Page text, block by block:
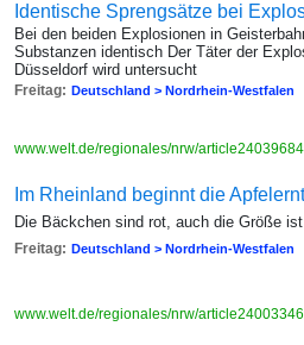
Identische Sprengsätze bei
Bei den beiden Explosionen in
Substanzen identisch Der Täter der
Düsseldorf wird untersucht
Freitag: Deutschland > Nordrhein-Westfalen
www.welt.de/regionales/nrw/
Im Rheinland beginnt die
Die Bäckchen sind rot, auch die Größe
Freitag: Deutschland > Nordrhein-Westfalen
www.welt.de/regionales/nrw/